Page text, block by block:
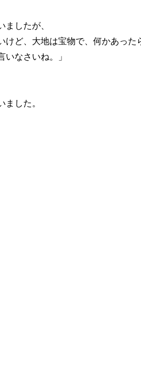
したが、
けど、大地は宝物で、何かあった
なさいね。」
した。